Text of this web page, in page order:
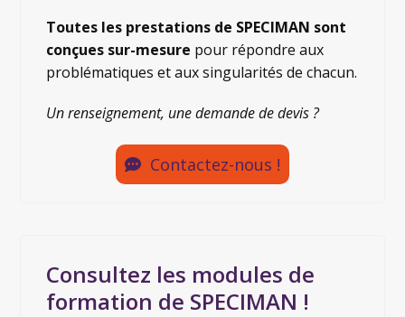
Toutes les prestations de SPECIMAN sont
conçues sur-mesure pour répondre aux
problématiques et aux singularités de chacun.
Un renseignement, une demande de devis ?
Contactez-nous !
Consultez les modules de
formation de SPECIMAN !